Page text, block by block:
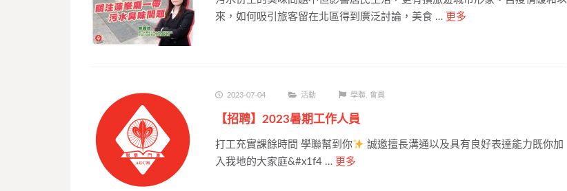
來，如何吸引旅客留在北區得到廣泛討論，美食 … 更多
2023-07-04 活動 學聯 會員
【招聘】2023暑期工作人員
打工充實課餘時間 學聯幫到你
誠邀擅長溝通以及具有良好表達能力既你加
入我地的大家庭&#x1f4 … 更多